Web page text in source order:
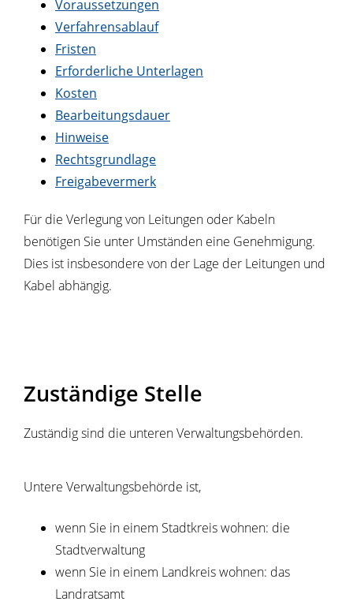
Voraussetzungen
Verfahrensablauf
Fristen
Erforderliche Unterlagen
Kosten
Bearbeitungsdauer
Hinweise
Rechtsgrundlage
Freigabevermerk
Für die Verlegung von Leitungen oder Kabeln
benötigen Sie unter Umständen eine Genehmigung.
Dies ist insbesondere von der Lage der Leitungen und
Kabel abhängig.
Zuständige Stelle
Zuständig sind die unteren Verwaltungsbehörden.
Untere Verwaltungsbehörde ist,
wenn Sie in einem Stadtkreis wohnen: die
Stadtverwaltung
wenn Sie in einem Landkreis wohnen: das
Landratsamt